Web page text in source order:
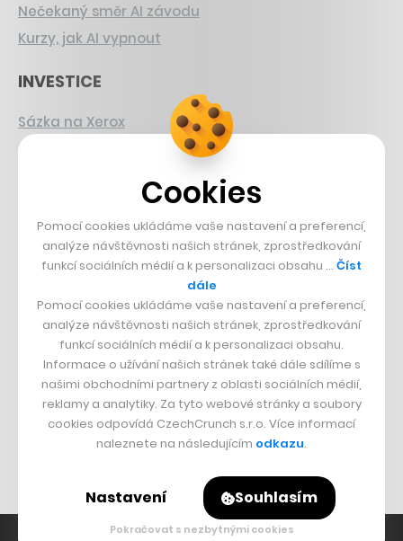
Nečekaný směr AI závodu
Kurzy, jak AI vypnout
INVESTICE
Sázka na Xerox
Strnad v Pirelli
PŘÍBĚHY Z GASTRA
Boční projekt, co se zvrtnul
Francouzský šéfkuchař na Šumavě
Dva golfisti, co pečou
DESIGN
Bomma není tichá
Originální hodinky
Nábytek z betonu
Cookies
Pomocí cookies ukládáme vaše nastavení a preferencí,
analýze návštěvnosti našich stránek, zprostředkování
funkcí sociálních médií a k personalizaci obsahu … Číst
dále
Pomocí cookies ukládáme vaše nastavení a preferencí,
analýze návštěvnosti našich stránek, zprostředkování
funkcí sociálních médií a k personalizaci obsahu.
Informace o užívání našich stránek také dále sdílíme s
našimi obchodními partnery z oblasti sociálních médií,
reklamy a analytiky. Za tyto webové stránky a soubory
cookies odpovídá CzechCrunch s.r.o. Více informací
naleznete na následujícím odkazu.
Nastavení Souhlasím
Pokračovat s nezbytnými cookies